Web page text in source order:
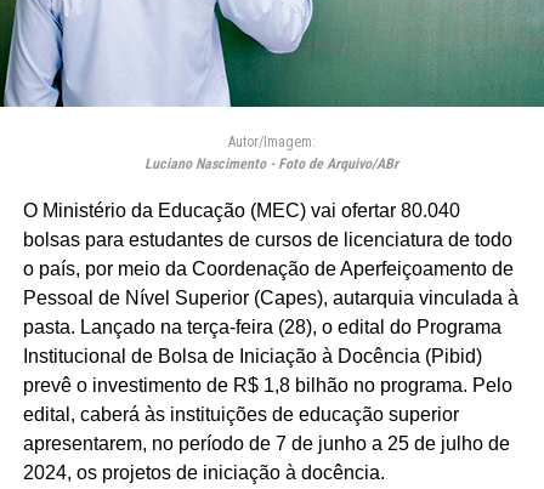
Autor/Imagem:
Luciano Nascimento - Foto de Arquivo/ABr
O Ministério da Educação (MEC) vai ofertar 80.040
bolsas para estudantes de cursos de licenciatura de todo
o país, por meio da Coordenação de Aperfeiçoamento de
Pessoal de Nível Superior (Capes), autarquia vinculada à
pasta. Lançado na terça-feira (28), o edital do Programa
Institucional de Bolsa de Iniciação à Docência (Pibid)
prevê o investimento de R$ 1,8 bilhão no programa. Pelo
edital, caberá às instituições de educação superior
apresentarem, no período de 7 de junho a 25 de julho de
2024, os projetos de iniciação à docência.